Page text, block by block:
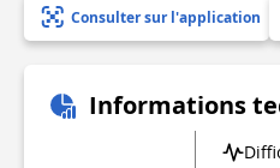
Consulter sur l'application
Informations